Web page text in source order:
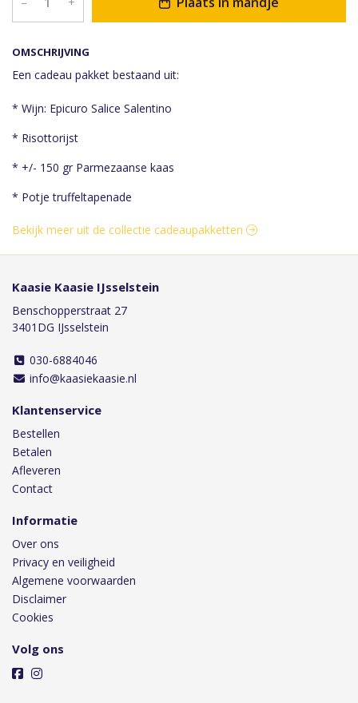
OMSCHRIJVING
Een cadeau pakket bestaand uit:
* Wijn: Epicuro Salice Salentino
* Risottorijst
* +/- 150 gr Parmezaanse kaas
* Potje truffeltapenade
Bekijk meer uit de collectie cadeaupakketten
Kaasie Kaasie IJsselstein
Benschopperstraat 27
3401DG IJsselstein
030-6884046
info@kaasiekaasie.nl
Klantenservice
Bestellen
Betalen
Afleveren
Contact
Informatie
Over ons
Privacy en veiligheid
Algemene voorwaarden
Disclaimer
Cookies
Volg ons